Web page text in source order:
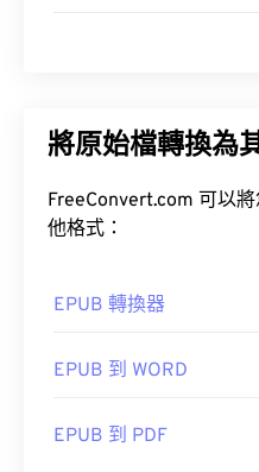
將原始檔轉換為
FreeConvert.com 可以
他格式：
EPUB 轉換器
EPUB 到 WORD
EPUB 到 PDF